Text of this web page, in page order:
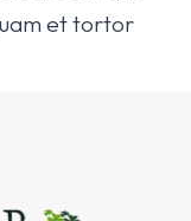
et tortor